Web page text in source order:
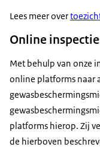
Lees meer over
Online
Met behulp van onze
online platforms naar
platforms hierop. Zij
de hierboven